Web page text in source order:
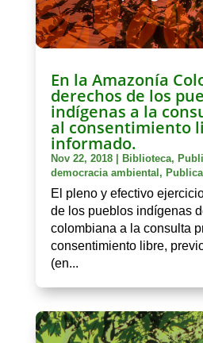
En la Amazonía
derechos de los
indígenas a la
al consentimiento
informado.
Nov 22, 2018| Biblioteca,
democracia ambiental ,
El pleno y efectivo
de los pueblos indígenas
colombiana a la consulta
consentimiento libre,
(en...